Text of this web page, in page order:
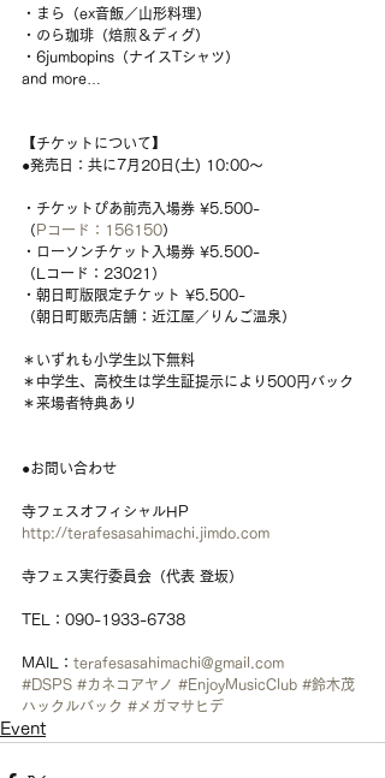
・まら（ex音飯／山形料理）
・のら珈琲（焙煎＆ディグ）
・6jumbopins（ナイスTシャツ）
and more…
【チケットについて】
●発売日：共に7月20日(土) 10:00〜
・チケットぴあ前売入場券 ¥5.500-
（ Pコード：156150）
・ローソンチケット入場券 ¥5.500-
（Lコード：23021）
・朝日町版限定チケット ¥5.500-
（朝日町販売店舗：近江屋／りんご温泉）
＊いずれも小学生以下無料
＊中学生、高校生は学生証提示により500円バック
＊来場者特典あり
●お問い合わせ
寺フェスオフィシャルHP
http://terafesasahimachi.jimdo.com
寺フェス実行委員会（代表 登坂）
TEL：090-1933-6738
MAIL： terafesasahimachi@gmail.com
#DSPS #カネコアヤノ #EnjoyMusicClub #鈴木茂
ハックルバック #メガマサヒデ
Event